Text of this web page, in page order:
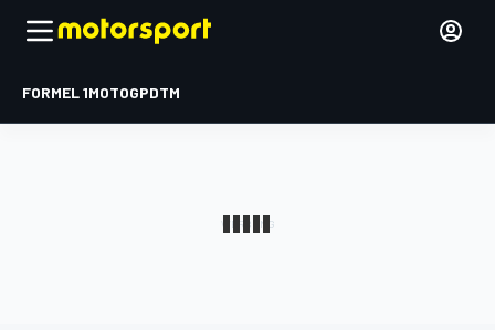
FORMEL 1MOTOGPDTM